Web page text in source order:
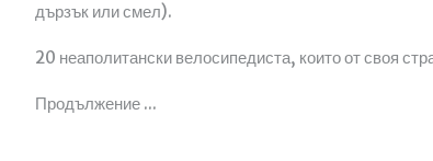
дързък или смел).
20 неаполитански велосипедиста, които от своя
Продължение ...